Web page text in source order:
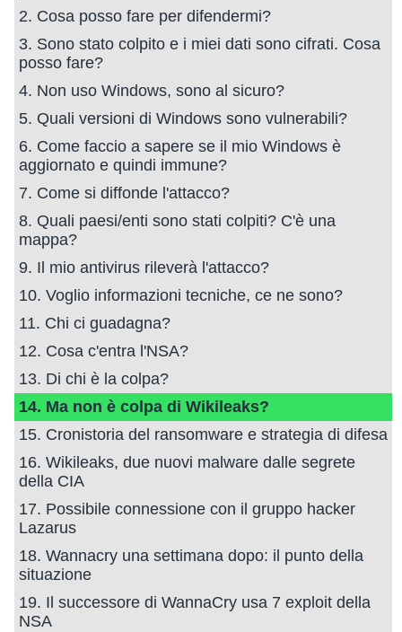
2. Cosa posso fare per difendermi?
3. Sono stato colpito e i miei dati sono cifrati. Cosa
posso fare?
4. Non uso Windows, sono al sicuro?
5. Quali versioni di Windows sono vulnerabili?
6. Come faccio a sapere se il mio Windows è
aggiornato e quindi immune?
7. Come si diffonde l'attacco?
8. Quali paesi/enti sono stati colpiti? C'è una
mappa?
9. Il mio antivirus rileverà l'attacco?
10. Voglio informazioni tecniche, ce ne sono?
11. Chi ci guadagna?
12. Cosa c'entra l'NSA?
13. Di chi è la colpa?
14. Ma non è colpa di Wikileaks?
15. Cronistoria del ransomware e strategia di difesa
16. Wikileaks, due nuovi malware dalle segrete
della CIA
17. Possibile connessione con il gruppo hacker
Lazarus
18. Wannacry una settimana dopo: il punto della
situazione
19. Il successore di WannaCry usa 7 exploit della
NSA